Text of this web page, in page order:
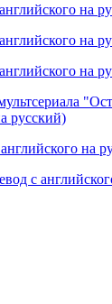
на
на
на
русский)
на
с